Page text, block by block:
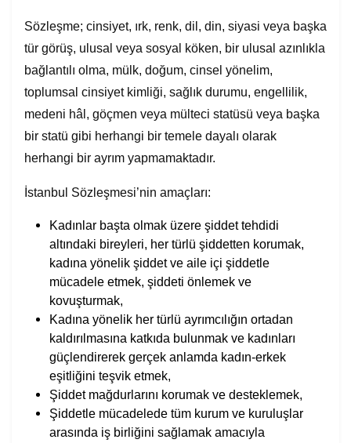
Sözleşme; cinsiyet, ırk, renk, dil, din, siyasi veya başka
tür görüş, ulusal veya sosyal köken, bir ulusal azınlıkla
bağlantılı olma, mülk, doğum, cinsel yönelim,
toplumsal cinsiyet kimliği, sağlık durumu, engellilik,
medeni hâl, göçmen veya mülteci statüsü veya başka
bir statü gibi herhangi bir temele dayalı olarak
herhangi bir ayrım yapmamaktadır.
İstanbul Sözleşmesi’nin amaçları:
Kadınlar başta olmak üzere şiddet tehdidi
altındaki bireyleri, her türlü şiddetten korumak,
kadına yönelik şiddet ve aile içi şiddetle
mücadele etmek, şiddeti önlemek ve
kovuşturmak,
Kadına yönelik her türlü ayrımcılığın ortadan
kaldırılmasına katkıda bulunmak ve kadınları
güçlendirerek gerçek anlamda kadın-erkek
eşitliğini teşvik etmek,
Şiddet mağdurlarını korumak ve desteklemek,
Şiddetle mücadelede tüm kurum ve kuruluşlar
arasında iş birliğini sağlamak amacıyla